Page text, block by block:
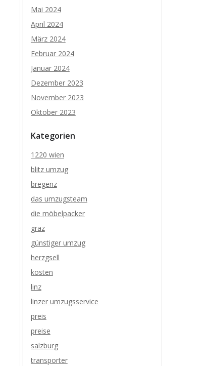
Mai 2024
April 2024
März 2024
Februar 2024
Januar 2024
Dezember 2023
November 2023
Oktober 2023
Kategorien
1220 wien
blitz umzug
bregenz
das umzugsteam
die möbelpacker
graz
günstiger umzug
herzgsell
kosten
linz
linzer umzugsservice
preis
preise
salzburg
transporter